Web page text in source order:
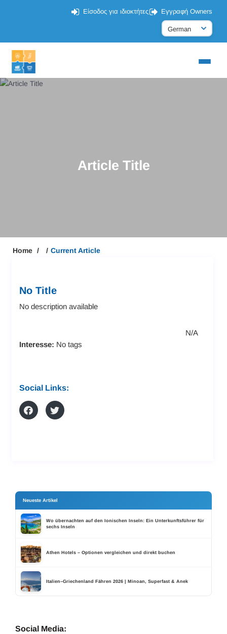
Είσοδος για ιδιοκτήτες Εγγραφή Owners
Article Title
Home Current Article
No Title
No description available
Interesse: No tags
N/A
Social Links:
Neueste Artikel
Wo übernachten auf den Ionischen Inseln: Ein Unterkunftsführer für
sechs Inseln
Athen Hotels – Optionen vergleichen und direkt buchen
Italien–Griechenland Fähren 2026 | Minoan, Superfast & Anek
Social Media: